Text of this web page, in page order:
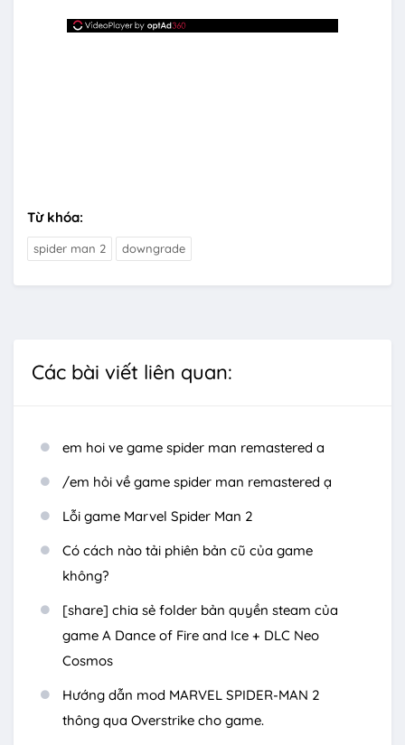
Từ khóa:
spider man 2 downgrade
Các bài viết liên quan:
em hoi ve game spider man remastered a
/em hỏi về game spider man remastered ạ
Lỗi game Marvel Spider Man 2
Có cách nào tải phiên bản cũ của game
không?
[share] chia sẻ folder bản quyền steam của
game A Dance of Fire and Ice + DLC Neo
Cosmos
Hướng dẫn mod MARVEL SPIDER-MAN 2
thông qua Overstrike cho game.